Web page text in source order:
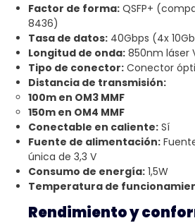
Factor de forma: QSFP+
8436)
Tasa de datos: 40Gbps (4x
Longitud de onda: 850nm láser
Tipo de conector: Conector
Distancia de transmisión:
100m en OM3 MMF
150m en OM4 MMF
Conectable en caliente: Sí
Fuente de alimentación:
única de 3,3 V
Consumo de energía: 1,5W
Temperatura de
Rendimiento y